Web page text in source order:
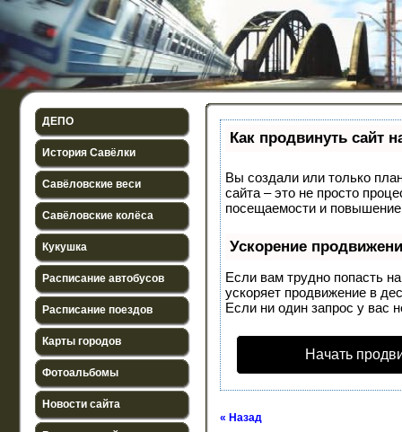
ДЕПО
История Савёлки
Савёловские веси
Савёловские колёса
Кукушка
Расписание автобусов
Расписание поездов
Карты городов
Фотоальбомы
Новости сайта
Как продвинуть сайт
Вы создали или только
сайта – это не просто
посещаемости и повышение
Ускорение
Если вам трудно попасть
ускоряет продвижение в
Если ни один запрос у вас
Начать
« Назад